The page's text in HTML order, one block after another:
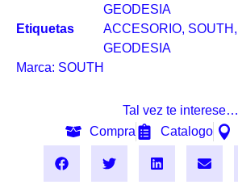
GEODESIA
Etiquetas
ACCESORIO, SOUTH ,
GEODESIA
Marca: SOUTH
Tal vez te interese…
Compra
Catalogo